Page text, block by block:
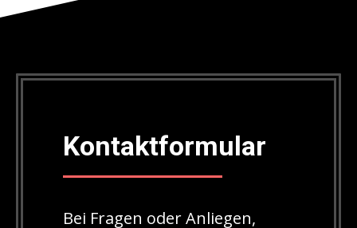
Kontaktformular
Bei Fragen oder Anliegen,